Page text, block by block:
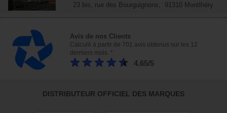
23 bis, rue des Bourguignons, 91310 Montlhéry
Avis de nos Clients
Calculé à partir de 701 avis obtenus sur les 12
derniers mois. *
4.65/5
DISTRIBUTEUR OFFICIEL DES MARQUES